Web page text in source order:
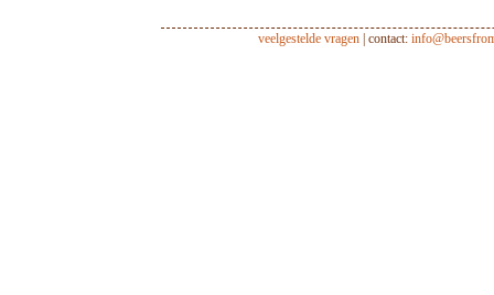
veelgestelde vragen| contact: